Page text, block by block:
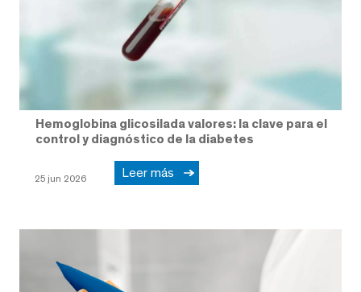
Hemoglobina glicosilada valores: la clave para el
control y diagnóstico de la diabetes
25 jun 2026 Leer más